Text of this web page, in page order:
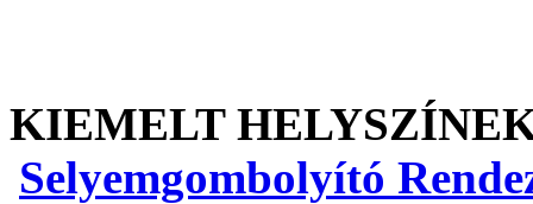
KIEMELT
Selyemgombolyító